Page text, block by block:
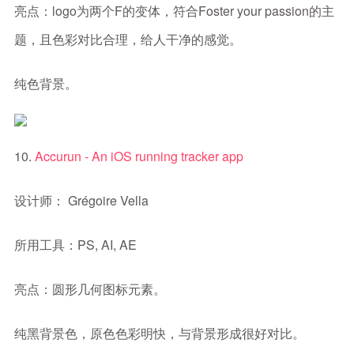
亮点：logo为两个F的变体，符合Foster your passion的主
题，且色彩对比合理，给人干净的感觉。
纯色背景。
10. Accurun - An iOS running tracker app
设计师： Grégoire Vella
所用工具：PS, AI, AE
亮点：圆形几何图标元素。
纯黑背景色，原色色彩明快，与背景形成很好对比。